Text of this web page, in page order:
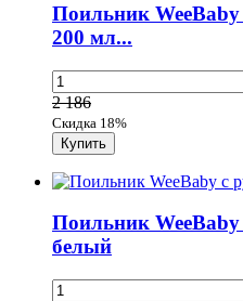
Поильник
200 мл...
2 186
Скидка 18%
Поильник
белый